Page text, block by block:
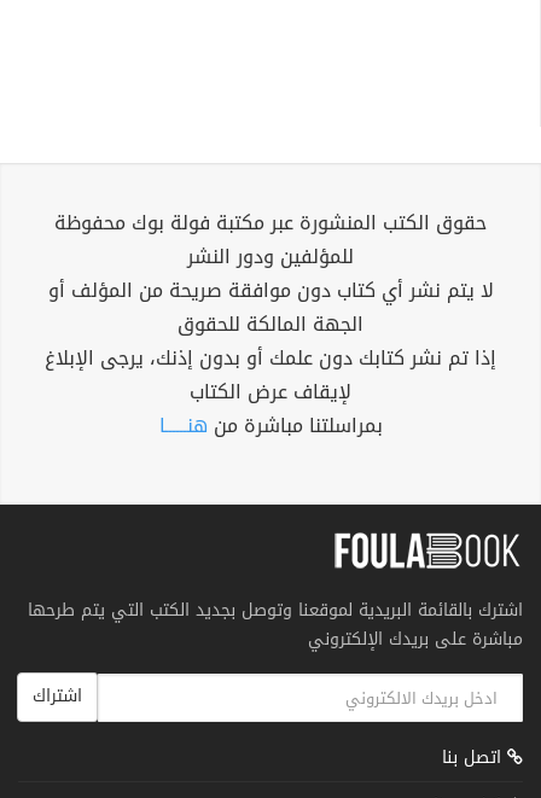
حقوق الكتب المنشورة عبر مكتبة فولة بوك محفوظة
للمؤلفين ودور النشر
لا يتم نشر أي كتاب دون موافقة صريحة من المؤلف أو
الجهة المالكة للحقوق
إذا تم نشر كتابك دون علمك أو بدون إذنك، يرجى الإبلاغ
لإيقاف عرض الكتاب
بمراسلتنا مباشرة من هنــــــا
اشترك بالقائمة البريدية لموقعنا وتوصل بجديد الكتب التي يتم طرحها
مباشرة على بريدك الإلكتروني
اشتراك
اتصل بنا